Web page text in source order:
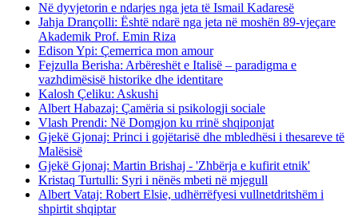
Në dyvjetorin e ndarjes nga jeta të Ismail Kadaresë
Jahja Drançolli: Është ndarë nga jeta në moshën 89-vjeçare
Akademik Prof. Emin Riza
Edison Ypi: Çemerrica mon amour
Fejzulla Berisha: Arbëreshët e Italisë – paradigma e
vazhdimësisë historike dhe identitare
Kalosh Çeliku: Askushi
Albert Habazaj: Çamëria si psikologji sociale
Vlash Prendi: Në Domgjon ku rrinë shqiponjat
Gjekë Gjonaj: Princi i gojëtarisë dhe mbledhësi i thesareve të
Malësisë
Gjekë Gjonaj: Martin Brishaj - 'Zhbërja e kufirit etnik'
Kristaq Turtulli: Syri i nënës mbeti në mjegull
Albert Vataj: Robert Elsie, udhërrëfyesi vullnetdritshëm i
shpirtit shqiptar